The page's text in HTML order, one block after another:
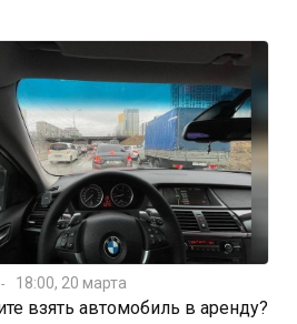
18:00, 20 марта
взять автомобиль в аренду?